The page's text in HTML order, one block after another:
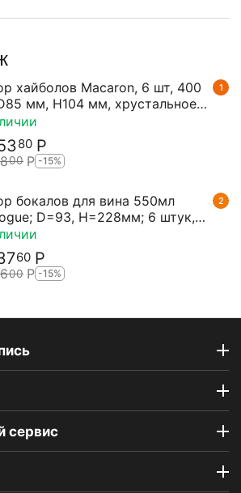
1
хайболов Macaron, 6 шт, 400
мм, H104 мм, хрустальное
Chef&Sommelier
80 Р
00 Р -15%
2
бокалов для вина 550мл
D=93, H=228мм; 6 штук,
60 Р
00 Р -15%
сервис